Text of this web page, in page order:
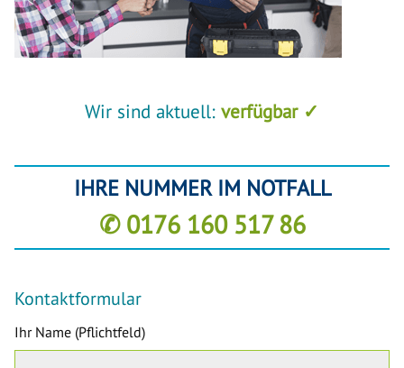
Wir sind aktuell: verfügbar ✓
IHRE NUMMER IM NOTFALL
✆ 0176 160 517 86
Kontaktformular
Ihr Name (Pflichtfeld)